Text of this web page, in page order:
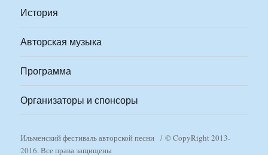
История
Авторская музыка
Программа
Организаторы и спонсоры
Ильменский фестиваль авторской песни
© CopyRight 2013-
2016. Все права защищены